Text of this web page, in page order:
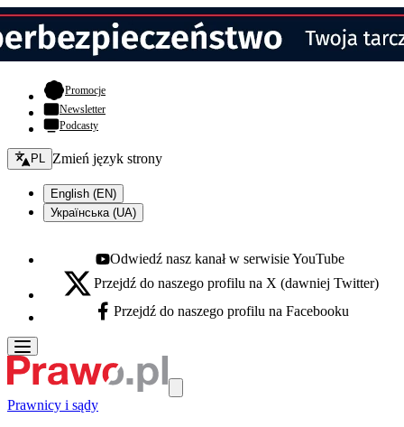
Promocje- otwiera się w nowej karcie
Newsletter
Podcasty
Zmień język - bieżący:
PL Zmień język strony
English (EN)
Українська (UA)
Youtube - otwiera się w nowej karcie
Odwiedź nasz kanał w serwisie YouTube
X - otwiera się w nowej karcie
Przejdź do naszego profilu na X (dawniej Twitter)
Facebook - otwiera się w nowej karcie
Przejdź do naszego profilu na Facebooku
Prawnicy i sądy